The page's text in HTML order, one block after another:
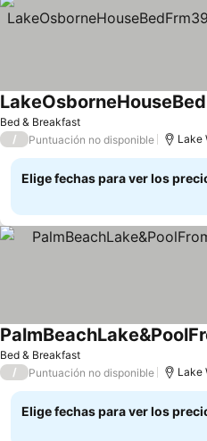
Bed & Breakfast
/ Puntuación no disponible Lake
Elige fechas para ver los
Bed & Breakfast
/ Puntuación no disponible Lake
Elige fechas para ver los